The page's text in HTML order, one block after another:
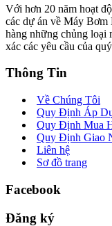
Với hơn 20 năm hoạt
các dự án về Máy Bơm
hàng những chủng loại
xác các yêu cầu của
Thông Tin
Về Chúng Tôi
Quy Định Áp
Quy Định Mua
Quy Định Giao
Liên hệ
Sơ đồ trang
Facebook
Đăng ký